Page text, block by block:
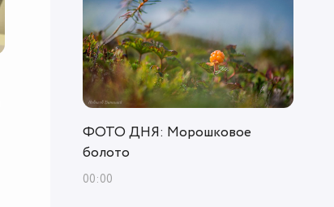
ФОТО ДНЯ: Морошковое
болото
00:00